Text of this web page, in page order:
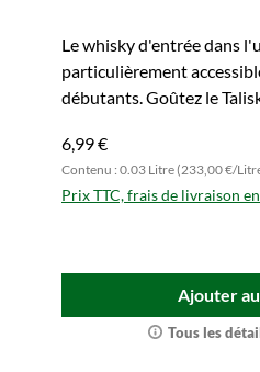
Le whisky d'entrée dans
particulièrement
débutants. Goûtez le
6,99 €
Contenu : 0.03 Litre (233,00 €/
Prix TTC, frais de livraison
Ajouter
Tous les